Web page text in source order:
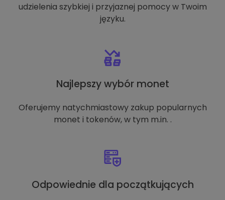
udzielenia szybkiej i przyjaznej pomocy w Twoim
języku.
Najlepszy wybór monet
Oferujemy natychmiastowy zakup popularnych
monet i tokenów, w tym m.in. .
Odpowiednie dla początkujących